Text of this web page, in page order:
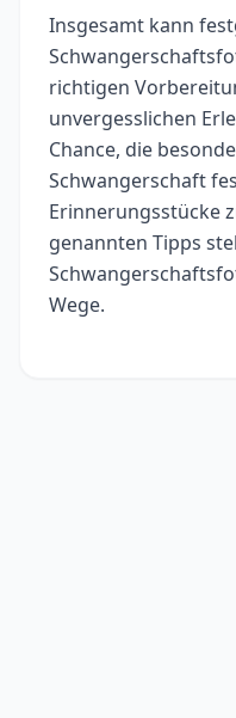
Insgesamt kann
richtigen
unvergesslichen
Chance, die
Schwangerschaft
Erinnerungsstücke
genannten Tipps
Wege.